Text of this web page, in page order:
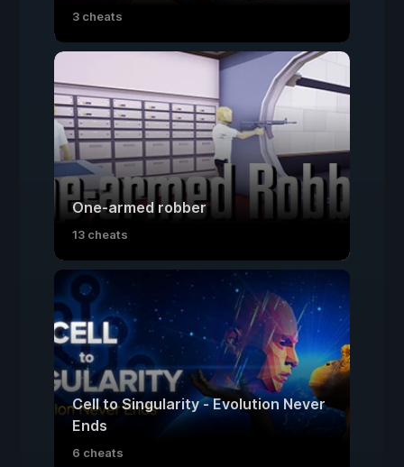
3 cheats
One-armed robber
13 cheats
Cell to Singularity - Evolution Never
Ends
6 cheats